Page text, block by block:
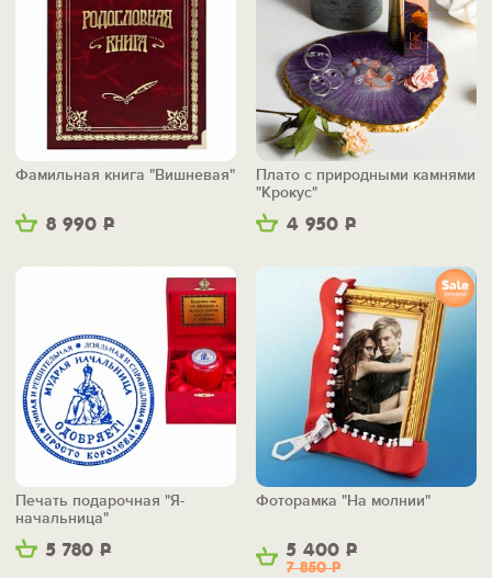
8 990 Р
Фамильная книга "Вишневая"
4 950 Р
Плато с природными камнями
"Крокус"
5 780 Р
Печать подарочная "Я-
начальница"
5 400 Р
7 850Р
Фоторамка "На молнии"